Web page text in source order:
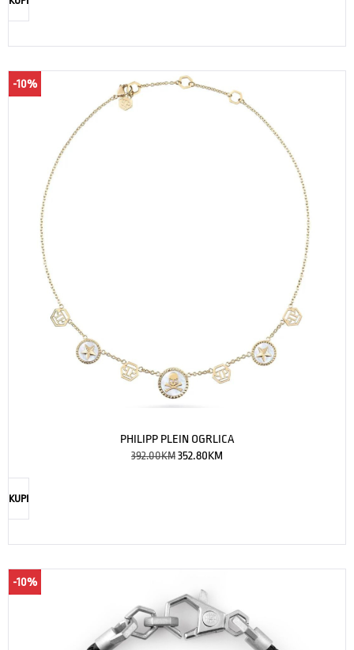
-10%
PHILIPP PLEIN OGRLICA
392.00KM352.80KM
KUPI
-10%